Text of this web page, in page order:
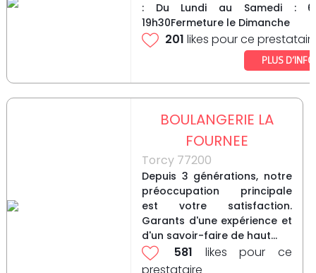
: Du Lundi au Samedi :
19h30Fermeture le Dimanche
201 likes pour ce
PLUS
BOULANGERIE LA
FOURNEE
Torcy 77200
Depuis 3 générations, notre
préoccupation principale
est votre satisfaction.
Garants d'une expérience et
d'un savoir-faire de haut...
581 likes pour ce